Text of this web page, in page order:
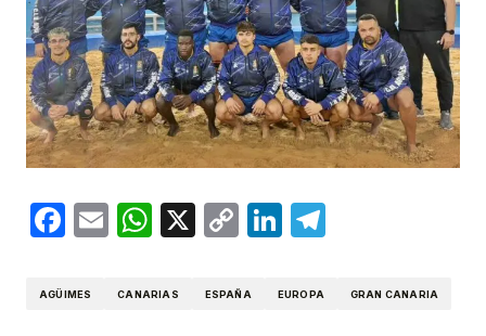
Facebook
EmailWhatsApp
X
CopyLinkedIn
AGÜIMES CANARIAS ESPAÑA EUROPA GRAN CANARIA